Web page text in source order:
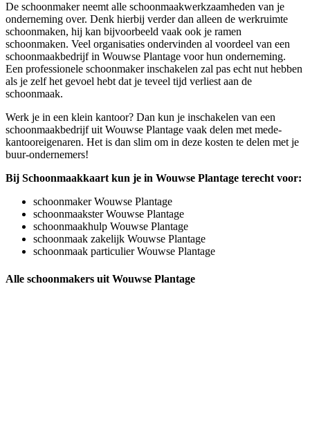
De schoonmaker neemt alle schoonmaakwerkzaamheden van je
onderneming over. Denk hierbij verder dan alleen de werkruimte
schoonmaken, hij kan bijvoorbeeld vaak ook je ramen
schoonmaken. Veel organisaties ondervinden al voordeel van een
schoonmaakbedrijf in Wouwse Plantage voor hun onderneming.
Een professionele schoonmaker inschakelen zal pas echt nut hebben
als je zelf het gevoel hebt dat je teveel tijd verliest aan de
schoonmaak.
Werk je in een klein kantoor? Dan kun je inschakelen van een
schoonmaakbedrijf uit Wouwse Plantage vaak delen met mede-
kantooreigenaren. Het is dan slim om in deze kosten te delen met je
buur-ondernemers!
Bij Schoonmaakkaart kun je in Wouwse Plantage terecht voor:
schoonmaker Wouwse Plantage
schoonmaakster Wouwse Plantage
schoonmaakhulp Wouwse Plantage
schoonmaak zakelijk Wouwse Plantage
schoonmaak particulier Wouwse Plantage
Alle schoonmakers uit Wouwse Plantage